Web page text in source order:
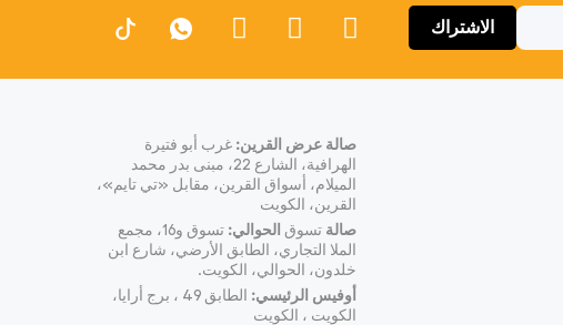
الاشتراك
صالة عرض القرين: غرب أبو فتيرة
الهرافية، الشارع 22، مبنى بدر محمد
الميلام، أسواق القرين، مقابل «تي تايم»،
القرين، الكويت
صالة تسوق الحوالي:
تسوق و16، مجمع
الملا التجاري، الطابق الأرضي، شارع ابن
خلدون، الحوالي، الكويت.
أوفيس الرئيسي:
الطابق 49 ، برج أرايا،
الكويت ، الكويت